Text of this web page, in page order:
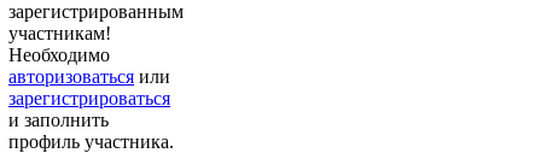
зарегистрированным
участникам!
Необходимо
авторизоваться или
зарегистрироваться
и заполнить
профиль участника.